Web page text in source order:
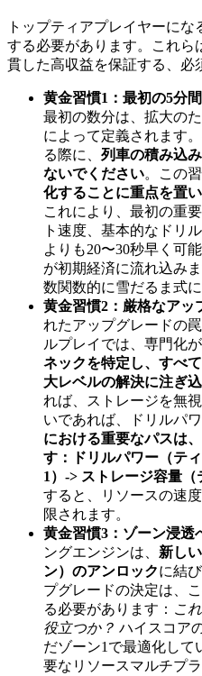
トップティアプレイヤーに
する必要があります。これら
貫した高収益を保証する、必
黄金習慣1：最初の5分
最初の数分は、拡大の
によって定義されます
る際に、 列車の積み込
ないでください。この習
化することに重点を置
これにより、最初の重
ト速度、基本的なドリ
よりも20〜30秒早く可
が初期経済に流れ込み
数関数的に雪だるま式
黄金習慣2：厳格なアッ
れたアップグレードの
ルプレイでは、専門化
ネックを特定し、すべ
大レベルの解決に注ぎ
れば、ストレージを無
いであれば、ドリルパ
における重要なパスは
す：ドリルパワー（テ
1）-> ストレージ容量（
すると、リソースの速
限されます。
黄金習慣3：ゾーン浸透
ングエンジンは、 新し
ン）のアンロックに結
プグレードの決定は、
る必要があります： こ
役立つか？ ハイスコア
だゾーン1で最適化して
要なリソースマルチプ